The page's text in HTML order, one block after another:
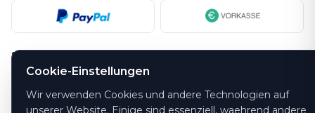
SICHERHEIT
Cookie-Einstellungen
Wir verwenden Cookies und andere Technologien auf
unserer Website. Einige sind essenziell, waehrend andere